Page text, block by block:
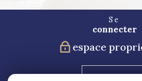
Se
connecter
espace